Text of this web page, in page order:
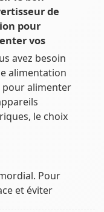
de
pour
vos
avez besoin
alimentation
pour alimenter
le choix
Pour
et éviter